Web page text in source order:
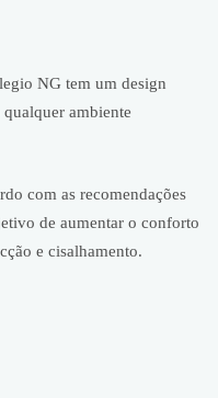
NG tem um design
ambiente
com as recomendações
de aumentar o conforto
e cisalhamento.